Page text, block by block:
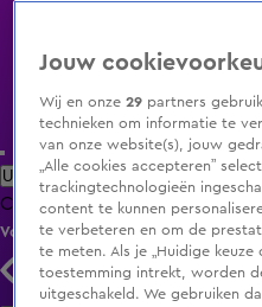
Uitzending Gemist Populaire
ClipsFilmsRadioSmart TV
Volg KIJK
Jouw
Wij en onze29 partners
technieken om informatie te
van onze website(s), jouw
„Alle cookies accepteren”
trackingtechnologieën
content te kunnen
te verbeteren en om de
te meten. Als je „Huidige
toestemming intrekt, worden
uitgeschakeld. We gebruiken